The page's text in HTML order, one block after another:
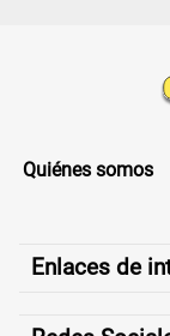
Quiénes somos
Enlaces de